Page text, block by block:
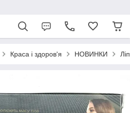
Краса і здоров'я НОВИНКИ